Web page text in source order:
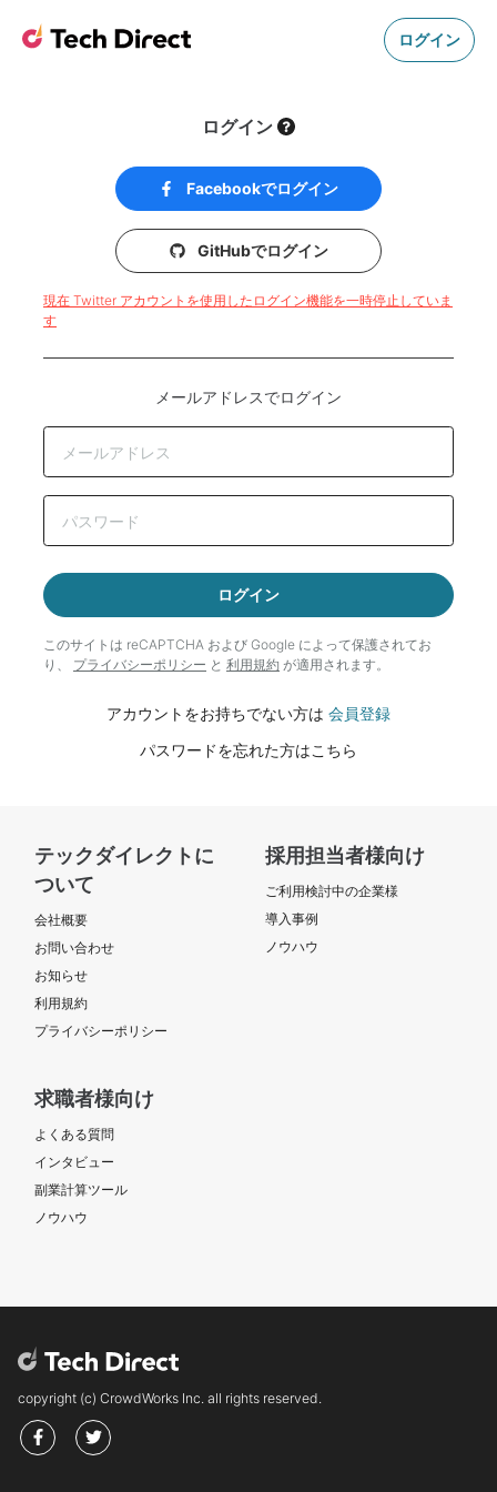
ログイン
ログイン
Facebookでログイン
GitHubでログイン
現在 Twitter アカウントを使用したログイン機能を一時停止していま
す
メールアドレスでログイン
ログイン
このサイトは reCAPTCHA および Google によって保護されてお
り、 プライバシーポリシー と 利用規約 が適用されます。
アカウントをお持ちでない方は 会員登録
パスワードを忘れた方はこちら
テックダイレクトに
ついて
会社概要
お問い合わせ
お知らせ
利用規約
プライバシーポリシー
採用担当者様向け
ご利用検討中の企業様
導入事例
ノウハウ
求職者様向け
よくある質問
インタビュー
副業計算ツール
ノウハウ
copyright (c) CrowdWorks Inc. all rights reserved.